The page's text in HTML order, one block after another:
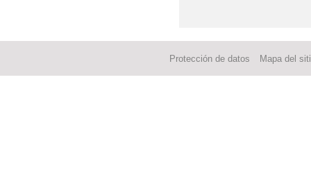
Protección de datos Mapa del